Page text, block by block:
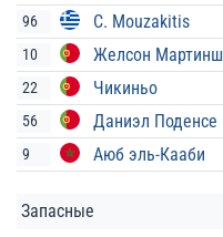
96 C. Mouzakitis
10 Желсон Мартинш
22 Чикиньо
56 Даниэл Поденсе
9 Аюб эль-Кааби
Запасные